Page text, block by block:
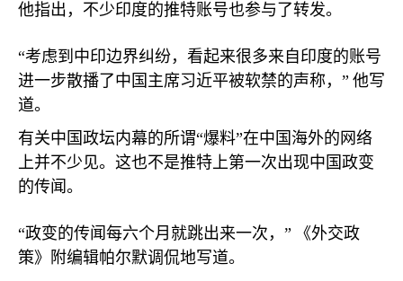
他指出，不少印度的推特账号也参与了转发。
“考虑到中印边界纠纷，看起来很多来自印度的账号
进一步散播了中国主席习近平被软禁的声称，” 他写
道。
有关中国政坛内幕的所谓“爆料”在中国海外的网络
上并不少见。这也不是推特上第一次出现中国政变
的传闻。
“政变的传闻每六个月就跳出来一次，”
《外交政
策》附编辑帕尔默调侃地写道。